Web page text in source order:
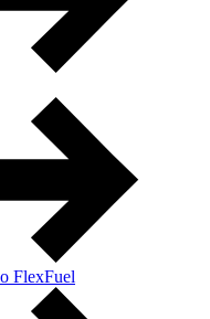
FlexFuel